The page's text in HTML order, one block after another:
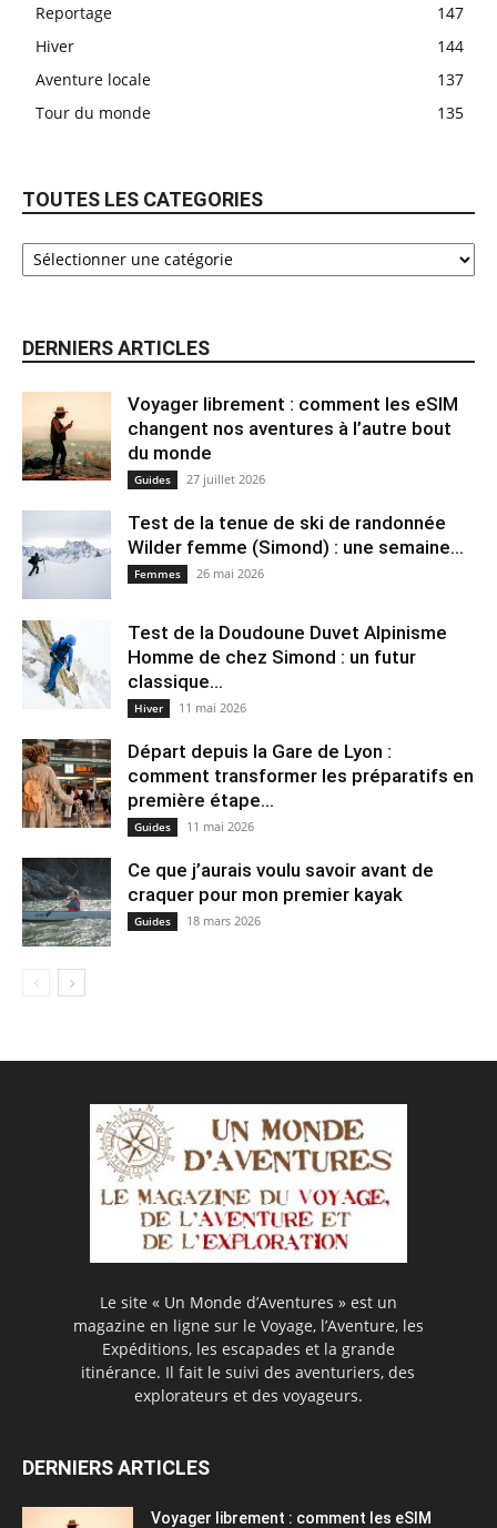
Reportage
147
Hiver
144
Aventure locale
137
Tour du monde
135
TOUTES LES CATEGORIES
DERNIERS ARTICLES
Voyager librement : comment les eSIM
changent nos aventures à l’autre bout
du monde
Guides 27 juillet 2026
Test de la tenue de ski de randonnée
Wilder femme (Simond) : une semaine...
Femmes 26 mai 2026
Test de la Doudoune Duvet Alpinisme
Homme de chez Simond : un futur
classique...
Hiver 11 mai 2026
Départ depuis la Gare de Lyon :
comment transformer les préparatifs en
pre⁠mière étape...
Guides 11 mai 2026
Ce que j’aurais voulu savoir avant de
craquer pour mon premier kayak
Guides 18 mars 2026
Le site « Un Monde d’Aventures » est un
magazine en ligne sur le Voyage, l’Aventure, les
Expéditions, les escapades et la grande
itinérance. Il fait le suivi des aventuriers, des
explorateurs et des voyageurs.
DERNIERS ARTICLES
Voyager librement : comment les eSIM